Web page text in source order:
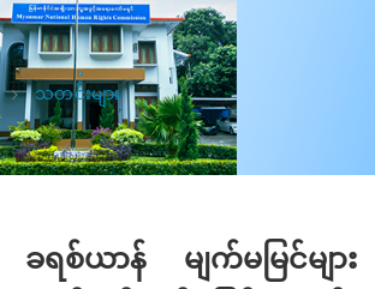
သတင်းများ
ခရစ်ယာန် မျက်မမြင်များ